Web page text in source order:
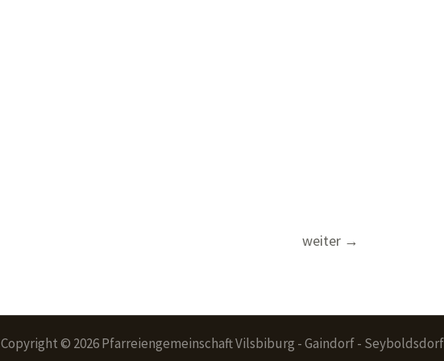
weiter →
Copyright © 2026 Pfarreiengemeinschaft Vilsbiburg - Gaindorf - Seyboldsdorf